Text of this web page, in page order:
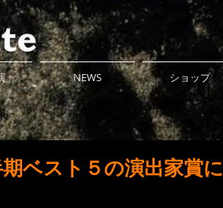
NEWS ショップ
ベスト５の演出家賞に